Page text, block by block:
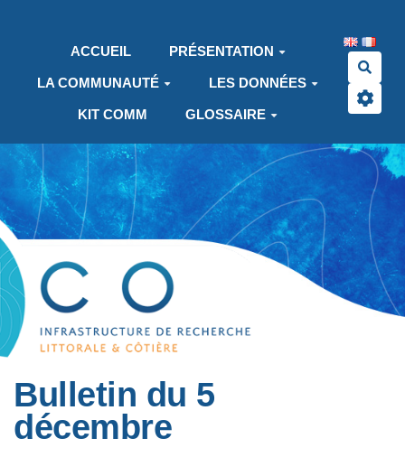
ACCUEIL
PRÉSENTATION
LA COMMUNAUTÉ LES DONNÉES
KIT COMM GLOSSAIRE
Bulletin du 5
décembre